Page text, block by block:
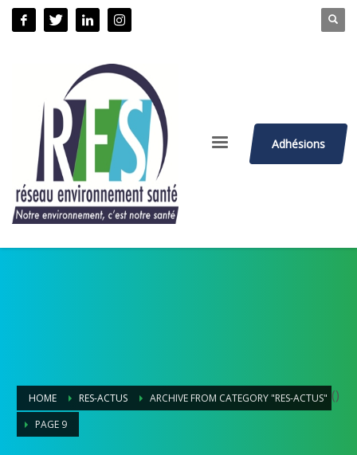
Adhésions
HOME RES-ACTUS ARCHIVE FROM CATEGORY "RES-ACTUS" (
PAGE 9
)